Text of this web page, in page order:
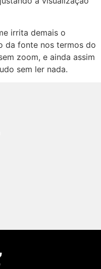
irrita demais o
da fonte nos termos do
zoom, e ainda assim
sem ler nada.